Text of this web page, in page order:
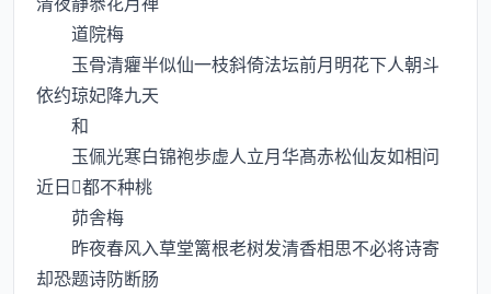
道院梅
玉骨清癯半似仙一枝斜倚法坛前月明花下人朝斗
依约琼妃降九天
和
玉佩光寒白锦袍歩虚人立月华髙赤松仙友如相问
近日都不种桃
茆舎梅
昨夜春风入草堂篱根老树发清香相思不必将诗寄
却恐题诗防断肠